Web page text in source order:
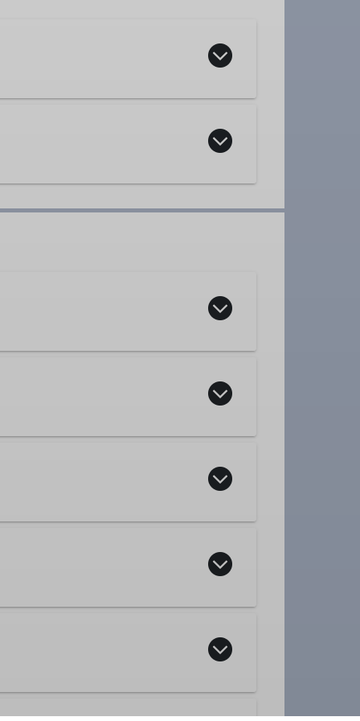
vorgesehen.
aus Rosenheim und Umgebung.